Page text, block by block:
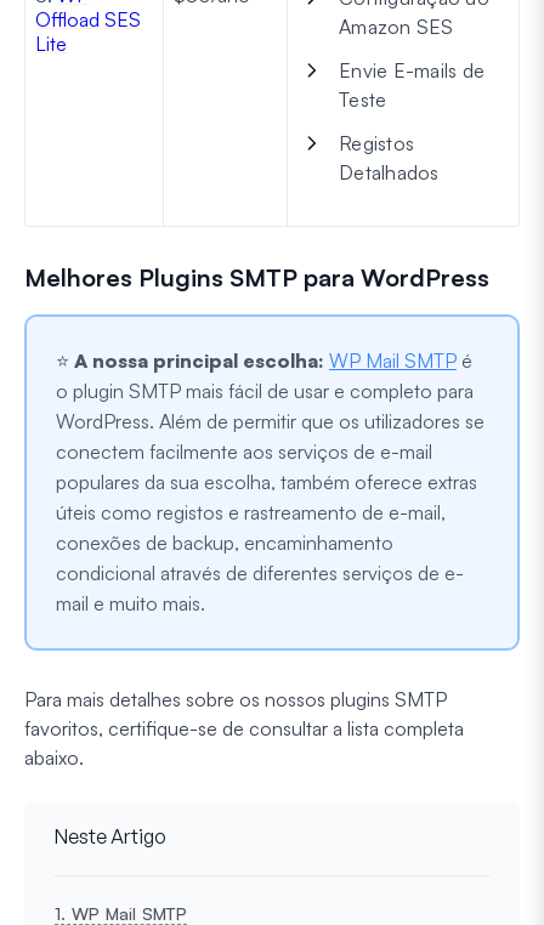
Offload SES
Lite
Amazon SES
Envie E-mails de
Teste
Registos
Detalhados
Melhores Plugins SMTP para WordPress
⭐ A nossa principal escolha: WP Mail SMTP é
o plugin SMTP mais fácil de usar e completo para
WordPress. Além de permitir que os utilizadores se
conectem facilmente aos serviços de e-mail
populares da sua escolha, também oferece extras
úteis como registos e rastreamento de e-mail,
conexões de backup, encaminhamento
condicional através de diferentes serviços de e-
mail e muito mais.
Para mais detalhes sobre os nossos plugins SMTP
favoritos, certifique-se de consultar a lista completa
abaixo.
Neste Artigo
1. WP Mail SMTP